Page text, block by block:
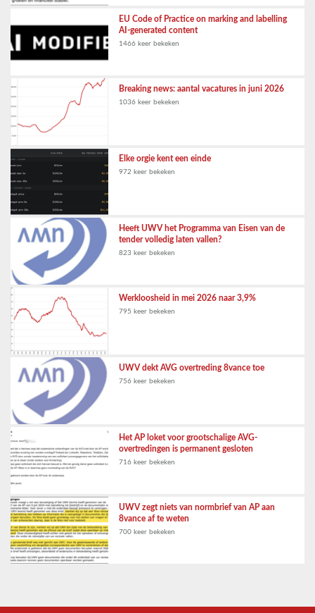
EU Code of Practice on marking and labelling
AI-generated content
1466 keer bekeken
Breaking news: aantal vacatures in juni 2026
1036 keer bekeken
Elke orgie kent een einde
972 keer bekeken
Heeft UWV het Programma van Eisen van de
tender volledig laten vallen?
823 keer bekeken
Werkloosheid in mei 2026 naar 3,9%
795 keer bekeken
UWV dekt AVG overtreding 8vance toe
756 keer bekeken
Het AP loket voor grootschalige AVG-
overtredingen is permanent gesloten
716 keer bekeken
UWV zegt niets van normbrief van AP aan
8vance af te weten
700 keer bekeken